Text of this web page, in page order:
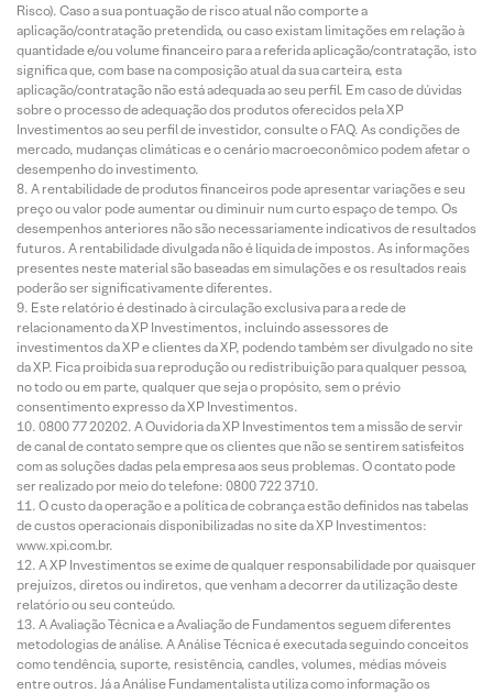
Risco). Caso a sua pontuação de risco atual não comporte a
aplicação/contratação pretendida, ou caso existam limitações em relação à
quantidade e/ou volume financeiro para a referida aplicação/contratação, isto
significa que, com base na composição atual da sua carteira, esta
aplicação/contratação não está adequada ao seu perfil. Em caso de dúvidas
sobre o processo de adequação dos produtos oferecidos pela XP
Investimentos ao seu perfil de investidor, consulte o FAQ. As condições de
mercado, mudanças climáticas e o cenário macroeconômico podem afetar o
desempenho do investimento.
A rentabilidade de produtos financeiros pode apresentar variações e seu
preço ou valor pode aumentar ou diminuir num curto espaço de tempo. Os
desempenhos anteriores não são necessariamente indicativos de resultados
futuros. A rentabilidade divulgada não é líquida de impostos. As informações
presentes neste material são baseadas em simulações e os resultados reais
poderão ser significativamente diferentes.
Este relatório é destinado à circulação exclusiva para a rede de
relacionamento da XP Investimentos, incluindo assessores de
investimentos da XP e clientes da XP, podendo também ser divulgado no site
da XP. Fica proibida sua reprodução ou redistribuição para qualquer pessoa,
no todo ou em parte, qualquer que seja o propósito, sem o prévio
consentimento expresso da XP Investimentos.
0800 77 20202. A Ouvidoria da XP Investimentos tem a missão de servir
de canal de contato sempre que os clientes que não se sentirem satisfeitos
com as soluções dadas pela empresa aos seus problemas. O contato pode
ser realizado por meio do telefone: 0800 722 3710.
O custo da operação e a política de cobrança estão definidos nas tabelas
de custos operacionais disponibilizadas no site da XP Investimentos:
www.xpi.com.br.
A XP Investimentos se exime de qualquer responsabilidade por quaisquer
prejuízos, diretos ou indiretos, que venham a decorrer da utilização deste
relatório ou seu conteúdo.
A Avaliação Técnica e a Avaliação de Fundamentos seguem diferentes
metodologias de análise. A Análise Técnica é executada seguindo conceitos
como tendência, suporte, resistência, candles, volumes, médias móveis
entre outros. Já a Análise Fundamentalista utiliza como informação os